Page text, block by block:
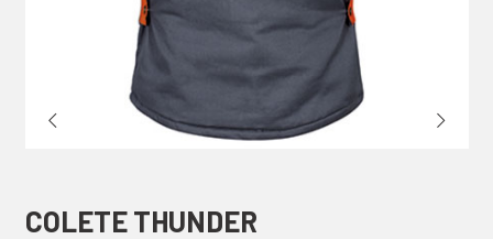
COLETE THUNDER